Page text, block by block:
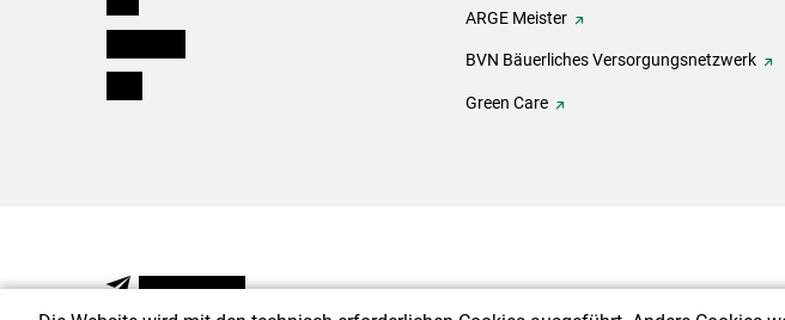
ARGE Meister
BVN Bäuerliches Versorgungsnetzwerk
Green Care
NEWSLETTER